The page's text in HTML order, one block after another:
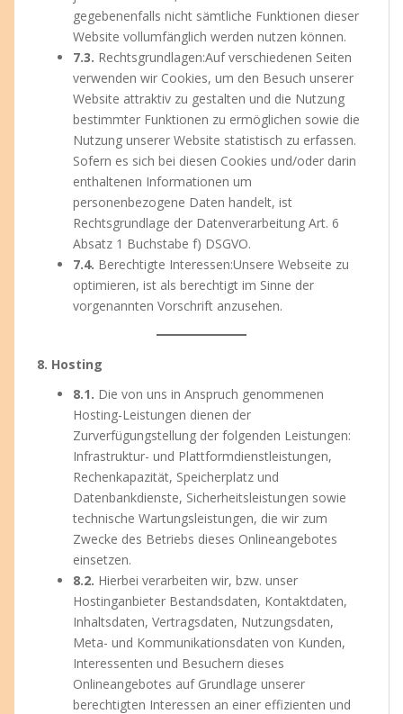
gegebenenfalls nicht sämtliche Funktionen dieser
Website vollumfänglich werden nutzen können.
7.3. Rechtsgrundlagen:Auf verschiedenen Seiten
verwenden wir Cookies, um den Besuch unserer
Website attraktiv zu gestalten und die Nutzung
bestimmter Funktionen zu ermöglichen sowie die
Nutzung unserer Website statistisch zu erfassen.
Sofern es sich bei diesen Cookies und/oder darin
enthaltenen Informationen um
personenbezogene Daten handelt, ist
Rechtsgrundlage der Datenverarbeitung Art. 6
Absatz 1 Buchstabe f) DSGVO.
7.4. Berechtigte Interessen:Unsere Webseite zu
optimieren, ist als berechtigt im Sinne der
vorgenannten Vorschrift anzusehen.
8. Hosting
8.1. Die von uns in Anspruch genommenen
Hosting-Leistungen dienen der
Zurverfügungstellung der folgenden Leistungen:
Infrastruktur- und Plattformdienstleistungen,
Rechenkapazität, Speicherplatz und
Datenbankdienste, Sicherheitsleistungen sowie
technische Wartungsleistungen, die wir zum
Zwecke des Betriebs dieses Onlineangebotes
einsetzen.
8.2. Hierbei verarbeiten wir, bzw. unser
Hostinganbieter Bestandsdaten, Kontaktdaten,
Inhaltsdaten, Vertragsdaten, Nutzungsdaten,
Meta- und Kommunikationsdaten von Kunden,
Interessenten und Besuchern dieses
Onlineangebotes auf Grundlage unserer
berechtigten Interessen an einer effizienten und